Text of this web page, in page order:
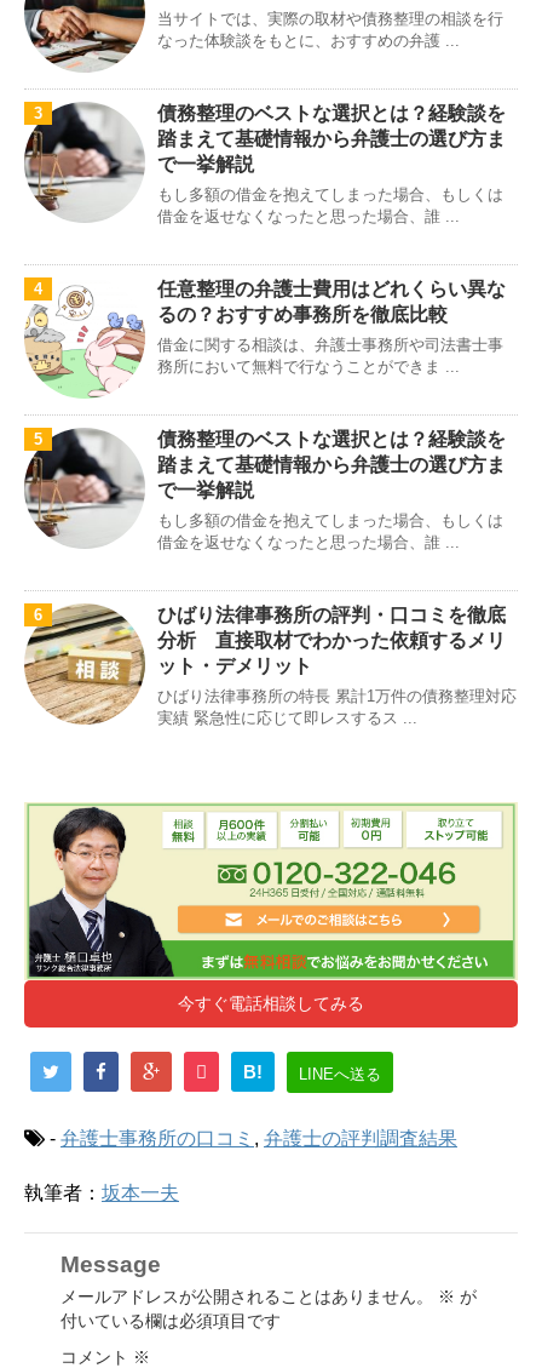
当サイトでは、実際の取材や債務整理の相談を行
なった体験談をもとに、おすすめの弁護 ...
3
債務整理のベストな選択とは？経験談を
踏まえて基礎情報から弁護士の選び方ま
で一挙解説
もし多額の借金を抱えてしまった場合、もしくは
借金を返せなくなったと思った場合、誰 ...
4
任意整理の弁護士費用はどれくらい異な
るの？おすすめ事務所を徹底比較
借金に関する相談は、弁護士事務所や司法書士事
務所において無料で行なうことができま ...
5
債務整理のベストな選択とは？経験談を
踏まえて基礎情報から弁護士の選び方ま
で一挙解説
もし多額の借金を抱えてしまった場合、もしくは
借金を返せなくなったと思った場合、誰 ...
6
ひばり法律事務所の評判・口コミを徹底
分析 直接取材でわかった依頼するメリ
ット・デメリット
ひばり法律事務所の特長 累計1万件の債務整理対応
実績 緊急性に応じて即レスするス ...
今すぐ電話相談してみる
B! LINEへ送る
- 弁護士事務所の口コミ , 弁護士の評判調査結果
執筆者： 坂本一夫
Message
メールアドレスが公開されることはありません。 ※ が
付いている欄は必須項目です
コメント ※